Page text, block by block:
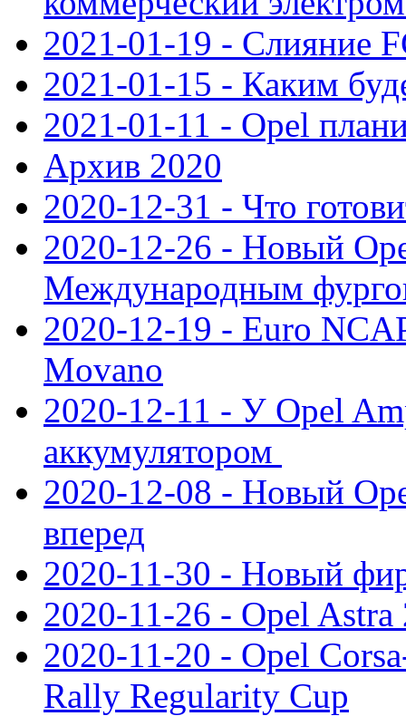
2021-01-19 - Слияние
2021-01-15 - Каким
2021-01-11 - Opel
Архив 2020
2020-12-31 - Что
2020-12-26 - Новый
Международным
2020-12-19 - Euro
Movano
2020-12-11 - У Opel
аккумулятором
2020-12-08 - Новый
вперед
2020-11-30 - Новый
2020-11-26 - Opel Astra
2020-11-20 - Opel
Rally Regularity Cup